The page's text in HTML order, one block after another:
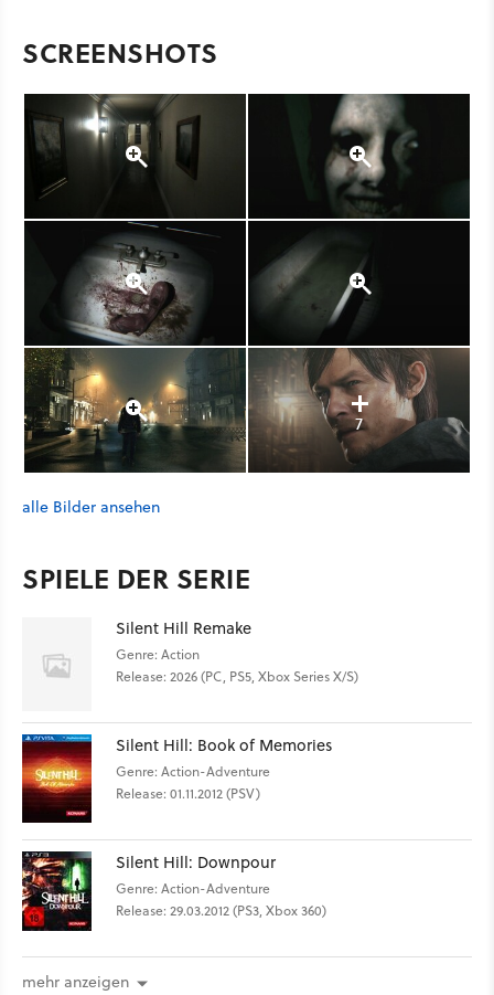
SCREENSHOTS
7
alle Bilder ansehen
SPIELE DER SERIE
Silent Hill Remake
Genre: Action
Release: 2026 (PC, PS5, Xbox Series X/S)
Silent Hill: Book of Memories
Genre: Action-Adventure
Release: 01.11.2012 (PSV)
Silent Hill: Downpour
Genre: Action-Adventure
Release: 29.03.2012 (PS3, Xbox 360)
mehr anzeigen